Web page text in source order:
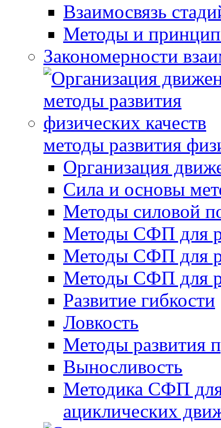
Взаимосвязь
Методы и
Закономерности
методы развития
Организация
Сила и основы
Методы силовой
Методы СФП для
Методы СФП для
Методы СФП для
Развитие гибкости
Ловкость
Методы развития
Выносливость
Методика СФП для
ациклических